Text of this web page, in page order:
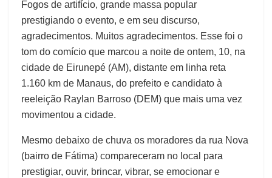
Fogos de artifício, grande massa popular
prestigiando o evento, e em seu discurso,
agradecimentos. Muitos agradecimentos. Esse foi o
tom do comício que marcou a noite de ontem, 10, na
cidade de Eirunepé (AM), distante em linha reta
1.160 km de Manaus, do prefeito e candidato à
reeleição Raylan Barroso (DEM) que mais uma vez
movimentou a cidade.
Mesmo debaixo de chuva os moradores da rua Nova
(bairro de Fátima) compareceram no local para
prestigiar, ouvir, brincar, vibrar, se emocionar e